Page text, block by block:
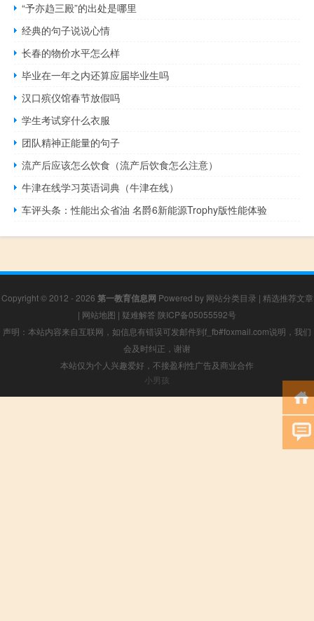
“予亦趋三殿”的出处是哪里
经典的句子说说心情
长春的物价水平怎么样
毕业在一年之内还算应届毕业生吗
汉口殡仪馆春节放假吗
学生考试穿什么衣服
团队精神正能量的句子
流产后应该怎么饮食（流产后饮食怎么注意）
牛津在线学习英语词典（牛津在线）
车评头条：性能出众省油 名爵6新能源Trophy版性能体验
Copyright © 2012 - 2026 第一教育信息网 Powered by 网站分类目录 | 精选推荐文章
| 网站地图 | 疑难解答 陕ICP备05055592号
声明：本站内容来自互联网，如信息有错误可发邮件到f_fb#foxmail.com说明，我们
会及时纠正，谢谢
本站仅为个人兴趣爱好，不接盈利性广告及商业合作
小男孩